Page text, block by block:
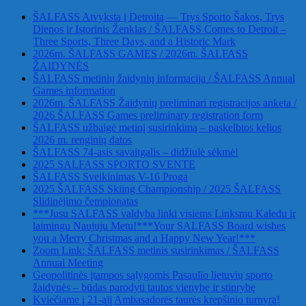
ŠALFASS Atvyksta į Detroitą — Trys Sporto Šakos, Trys
Dienos ir Istorinis Ženklas / ŠALFASS Comes to Detroit –
Three Sports, Three Days, and a Historic Mark
2026m. ŠALFASS GAMES / 2026m. ŠALFASS
ŽAIDYNĖS
ŠALFASS metinių žaidynių informacija / ŠALFASS Annual
Games information
2026m. ŠALFASS Žaidynių preliminari registracijos anketa /
2026 ŠALFASS Games preliminary registration form
ŠALFASS užbaigė metinį susirinkimą – paskelbtos kelios
2026 m. renginių datos
ŠALFASS 74-asis savaitgalis – didžiulė sėkmė!
2025 SALFASS SPORTO SVENTE
ŠALFASS Sveikinimas V-16 Proga
2025 ŠALFASS Skiing Championship / 2025 ŠALFASS
Slidinėjimo čempionatas
***Jusu SALFASS valdyba linki visiems Linksmu Kaledu ir
laimingu Naujuju Metu!***Your SALFASS Board wishes
you a Merry Christmas and a Happy New Year!***
Zoom Link: ŠALFASS metinis susirinkimas / ŠALFASS
Annual Meeting
Geopolitinės įtampos sąlygomis Pasaulio lietuvių sporto
žaidynės – būdas parodyti tautos vienybę ir stiprybę
Kviečiame į 21-ąjį Ambasadorės taurės krepšinio turnyrą!